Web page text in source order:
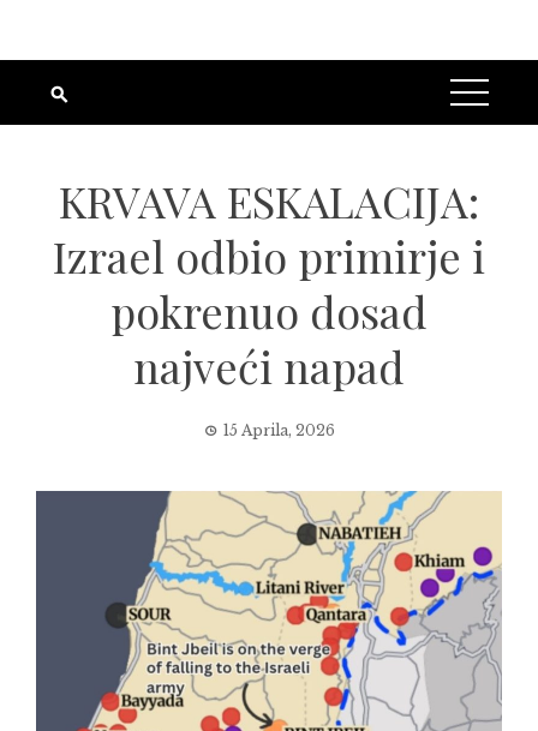
KRVAVA ESKALACIJA:
Izrael odbio primirje i
pokrenuo dosad
najveći napad
15 Aprila, 2026